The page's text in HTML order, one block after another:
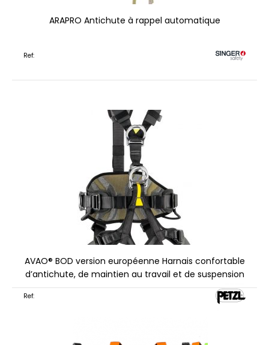
ARAPRO Antichute à rappel automatique
Ref:
AVAO® BOD version européenne Harnais confortable
d’antichute, de maintien au travail et de suspension
Ref: